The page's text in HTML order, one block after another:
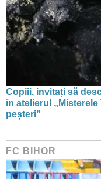
Copiii, invitați să
în atelierul
peșteri”
FC BIHOR